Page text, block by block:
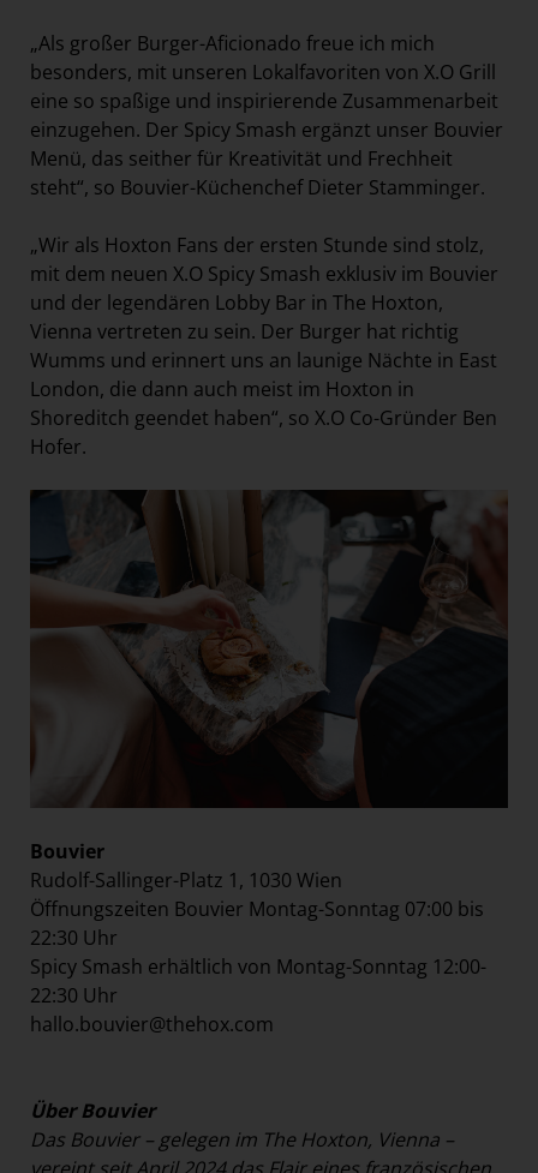
„Als großer Burger-Aficionado freue ich mich
besonders, mit unseren Lokalfavoriten von X.O Grill
eine so spaßige und inspirierende Zusammenarbeit
einzugehen. Der Spicy Smash ergänzt unser Bouvier
Menü, das seither für Kreativität und Frechheit
steht“, so Bouvier-Küchenchef Dieter Stamminger.
„Wir als Hoxton Fans der ersten Stunde sind stolz,
mit dem neuen X.O Spicy Smash exklusiv im Bouvier
und der legendären Lobby Bar in The Hoxton,
Vienna vertreten zu sein. Der Burger hat richtig
Wumms und erinnert uns an launige Nächte in East
London, die dann auch meist im Hoxton in
Shoreditch geendet haben“, so X.O Co-Gründer Ben
Hofer.
Bouvier
Rudolf-Sallinger-Platz 1, 1030 Wien
Öffnungszeiten Bouvier Montag-Sonntag 07:00 bis
22:30 Uhr
Spicy Smash erhältlich von Montag-Sonntag 12:00-
22:30 Uhr
hallo.bouvier@thehox.com
Über Bouvier
Das Bouvier – gelegen im The Hoxton, Vienna –